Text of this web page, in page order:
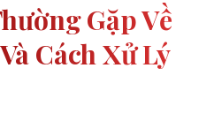
Gặp Về
Cách Xử Lý